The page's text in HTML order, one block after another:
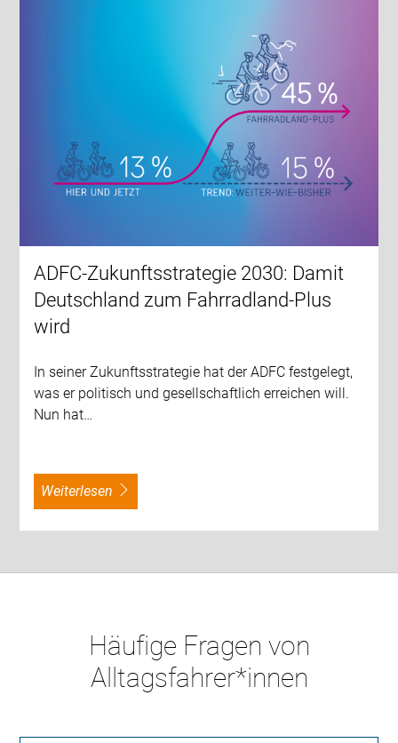
ADFC-Zukunftsstrategie 2030: Damit
Deutschland zum Fahrradland-Plus
wird
In seiner Zukunftsstrategie hat der ADFC festgelegt,
was er politisch und gesellschaftlich erreichen will.
Nun hat…
weiterlesen
Häufige Fragen von
Alltagsfahrer*innen